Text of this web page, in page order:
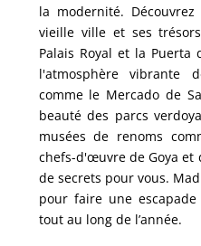
la modernité.
vieille ville et ses
Palais Royal et la Puerta
l'atmosphère vibrante
comme le Mercado de
beauté des parcs
musées de renoms
chefs-d'œuvre de Goya et
de secrets pour vous.
pour faire une
tout au long de l’année.